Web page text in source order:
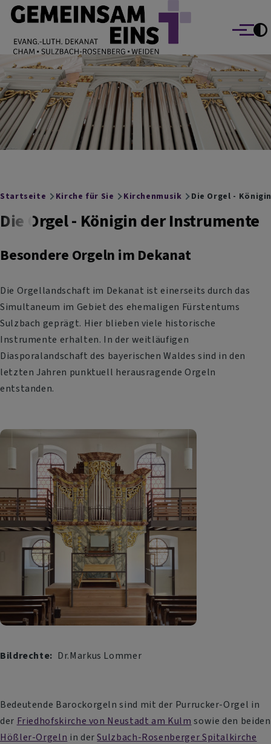
Direkt zum Inhalt
EVANG.-LUTH. DEKANAT GEMEINSAM EINS
Cham Sulzbach-Rosenberg Weiden
Menü
Breadcrumb
Startseite Kirche für Sie Kirchenmusik Die Orgel -
Die Orgel - Königin der Instrumente
Besondere Orgeln im Dekanat
Die Orgellandschaft im Dekanat ist einerseits durch das
Simultaneum im Gebiet des ehemaligen Fürstentums
Sulzbach geprägt. Hier blieben viele historische
Instrumente erhalten. In der weitläufigen
Diasporalandschaft des bayerischen Waldes sind in den
letzten Jahren punktuell herausragende Orgeln
entstanden.
Bildrechte Dr.Markus Lommer
Bedeutende Barockorgeln sind mit der Purrucker-Orgel in
der Friedhofskirche von Neustadt am Kulm sowie den beiden
Hößler-Orgeln in derSulzbach-Rosenberger Spitalkirche